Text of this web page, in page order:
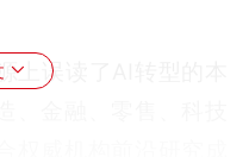
上误读了AI转型的本